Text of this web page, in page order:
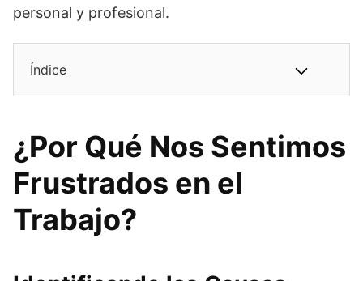
personal y profesional.
Índice
¿Por Qué Nos Sentimos
Frustrados en el
Trabajo?